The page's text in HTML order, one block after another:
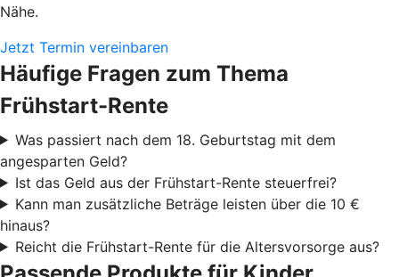
Nähe.
Jetzt Termin vereinbaren
Häufige Fragen zum Thema
Frühstart-Rente
Was passiert nach dem 18. Geburtstag mit dem
angesparten Geld?
Ist das Geld aus der Frühstart-Rente steuerfrei?
Kann man zusätzliche Beträge leisten über die 10 €
hinaus?
Reicht die Frühstart-Rente für die Altersvorsorge aus?